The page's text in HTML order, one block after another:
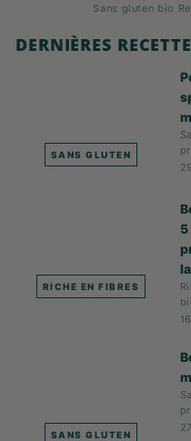
Sans gluten bio
DERNIÈRES
SANS GLUTEN
RICHE EN FIBRES
SANS GLUTEN